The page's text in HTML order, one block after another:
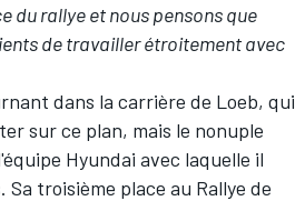
du rallye et nous pensons que
de travailler étroitement avec
dans la carrière de Loeb, qui
sur ce plan, mais le nonuple
Hyundai avec laquelle il
troisième place au Rallye de